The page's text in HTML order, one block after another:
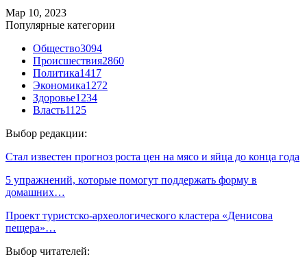
Мар 10, 2023
Популярные категории
Общество3094
Происшествия2860
Политика1417
Экономика1272
Здоровье1234
Власть1125
Выбор редакции:
Стал известен прогноз роста цен на мясо и яйца до конца года
5 упражнений, которые помогут поддержать форму в
домашних…
Проект туристско-археологического кластера «Денисова
пещера»…
Выбор читателей: